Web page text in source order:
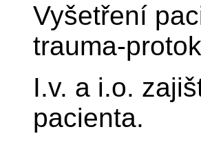
Vyšetření
trauma-
I.v. a i.o.
pacienta.